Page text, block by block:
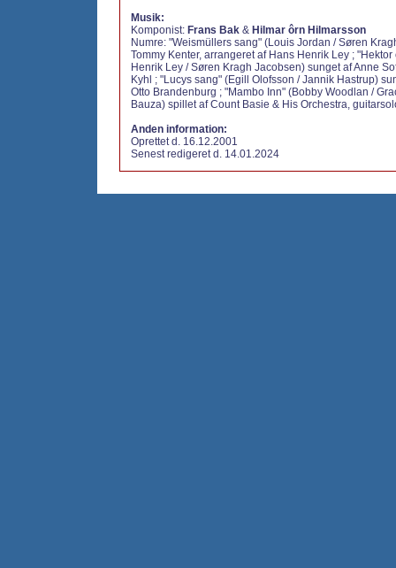
Musik:
Komponist: Frans Bak & Hilmar ôrn Hilmarsson
Numre: "Weismüllers sang" (Louis Jordan / Søren
Tommy Kenter, arrangeret af Hans Henrik Ley ;
Henrik Ley / Søren Kragh Jacobsen) sunget af Anne
Kyhl ; "Lucys sang" (Egill Olofsson / Jannik Hastrup)
Otto Brandenburg ; "Mambo Inn" (Bobby Woodlan /
Bauza) spillet af Count Basie & His Orchestra,
Anden information:
Oprettet d. 16.12.2001
Senest redigeret d. 14.01.2024